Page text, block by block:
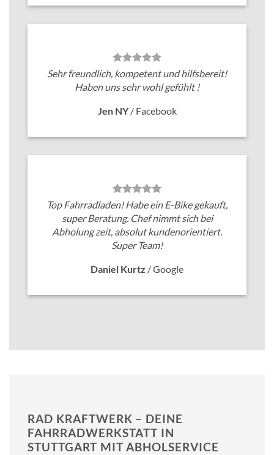
Sehr freundlich, kompetent und hilfsbereit!
Haben uns sehr wohl gefühlt !
Jen NY / Facebook
Top Fahrradladen! Habe ein E-Bike gekauft,
super Beratung. Chef nimmt sich bei
Abholung zeit, absolut kundenorientiert.
Super Team!
Daniel Kurtz /Google
RAD KRAFTWERK – DEINE
FAHRRADWERKSTATT IN
STUTTGART MIT ABHOLSERVICE